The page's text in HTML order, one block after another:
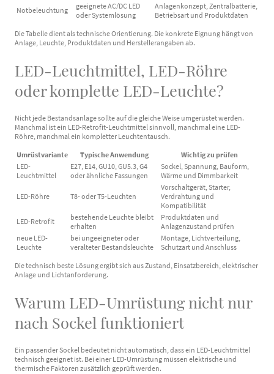
Notbeleuchtung
geeignete AC/DC LED
oder Systemlösung
Anlagenkonzept, Zentralbatterie,
Betriebsart und Produktdaten
Die Tabelle dient als technische Orientierung. Die konkrete Eignung hängt von
Anlage, Leuchte, Produktdaten und Herstellerangaben ab.
LED-Leuchtmittel, LED-Röhre
oder komplette LED-Leuchte?
Nicht jede Bestandsanlage sollte auf die gleiche Weise umgerüstet werden.
Manchmal ist ein LED-Retrofit-Leuchtmittel sinnvoll, manchmal eine LED-
Röhre, manchmal ein kompletter Leuchtentausch.
Umrüstvariante Typische Anwendung
Wichtig zu prüfen
LED-
Leuchtmittel
E27, E14, GU10, GU5.3, G4
oder ähnliche Fassungen
Sockel, Spannung, Bauform,
Wärme und Dimmbarkeit
LED-Röhre T8- oder T5-Leuchten
Vorschaltgerät, Starter,
Verdrahtung und
Kompatibilität
LED-Retrofit
bestehende Leuchte bleibt
erhalten
Produktdaten und
Anlagenzustand prüfen
neue LED-
Leuchte
bei ungeeigneter oder
veralteter Bestandsleuchte
Montage, Lichtverteilung,
Schutzart und Anschluss
Die technisch beste Lösung ergibt sich aus Zustand, Einsatzbereich, elektrischer
Anlage und Lichtanforderung.
Warum LED-Umrüstung nicht nur
nach Sockel funktioniert
Ein passender Sockel bedeutet nicht automatisch, dass ein LED-Leuchtmittel
technisch geeignet ist. Bei einer LED-Umrüstung müssen elektrische und
thermische Faktoren zusätzlich geprüft werden.